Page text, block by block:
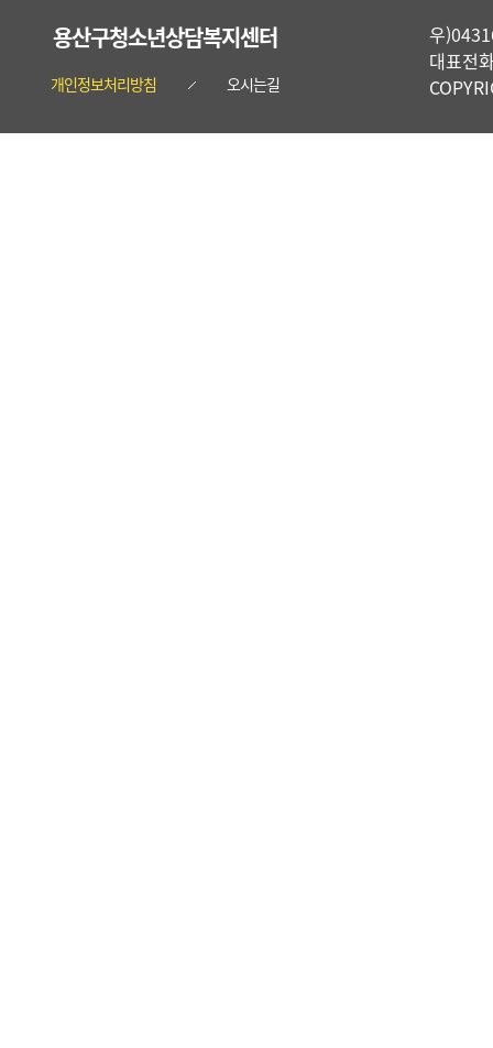
용산구청소년상담복지센터
개인정보처리방침 오시는길
우
대표전